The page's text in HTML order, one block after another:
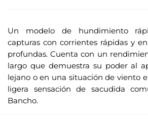
Un modelo de hundimiento
capturas con corrientes rápidas y
profundas. Cuenta con un
largo que demuestra su poder al
lejano o en una situación de viento
ligera sensación de sacudida
Bancho.